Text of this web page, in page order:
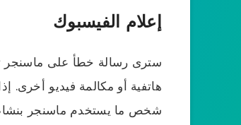
إعلام الفيسبوك
سترى رسالة خطأ على ماسنجر
هاتفية أو مكالمة فيديو أخرى.
شخص ما يستخدم ماسنجر